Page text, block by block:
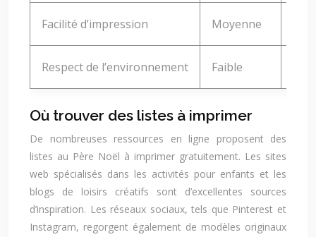
Facilité d’impression Moyenne
Respect de l’environnement Faible
Où trouver des listes à imprimer
De nombreuses ressources en ligne proposent des
listes au Père Noël à imprimer gratuitement. Les sites
web spécialisés dans les activités pour enfants et les
blogs de loisirs créatifs sont d’excellentes sources
d’inspiration. Les réseaux sociaux, tels que Pinterest et
Instagram, regorgent également de modèles originaux